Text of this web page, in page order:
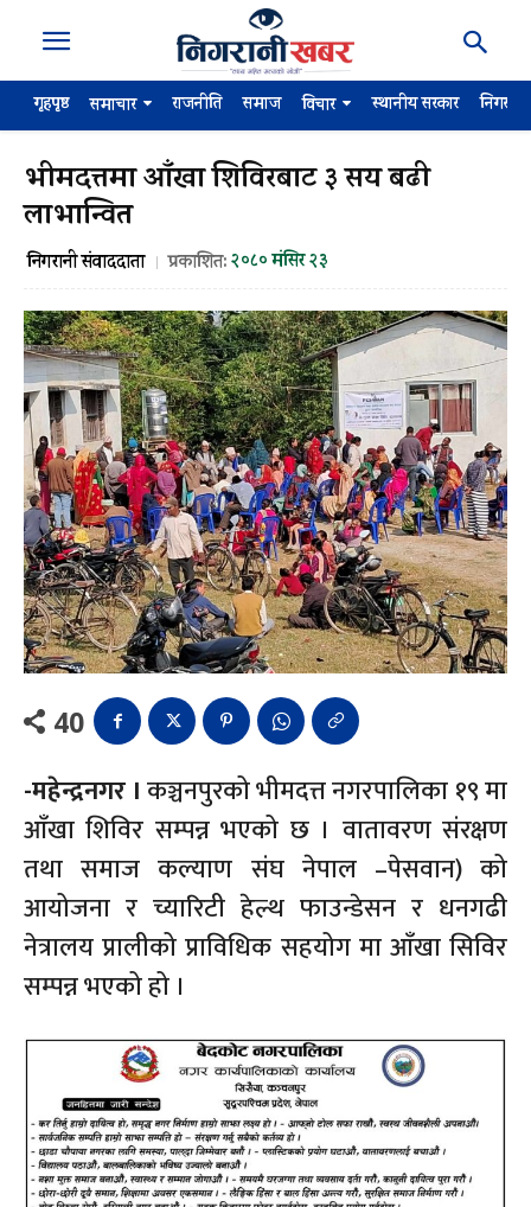
गृहपृष्ठ समाचार राजनीति समाज विचार स्थानीय सरकार
भीमदत्तमा आँखा शिविरबाट ३ सय बढी
लाभान्वित
निगरानी संवाददाता प्रकाशित:२०८० मंसिर २३
40
-महेन्द्रनगर ।कञ्चनपुरको भीमदत्त नगरपालिका १९ मा
आँखा शिविर सम्पन्न भएको छ । वातावरण संरक्षण
तथा समाज कल्याण संघ नेपाल –पेसवान) को
आयोजना र च्यारिटी हेल्थ फाउन्डेसन र धनगढी
नेत्रालय प्रालीको प्राविधिक सहयोग मा आँखा सिविर
सम्पन्न भएको हो ।